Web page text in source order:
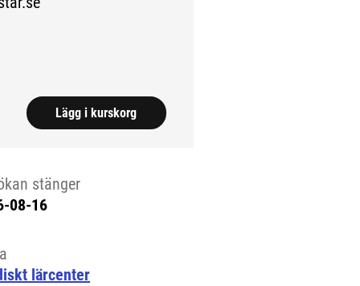
Lägg i kurskorg
stänger
08-16
lärcenter